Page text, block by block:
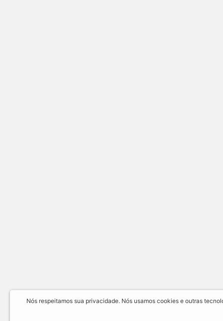
Nós respeitamos sua privacidade. Nós usamos cookies e outras